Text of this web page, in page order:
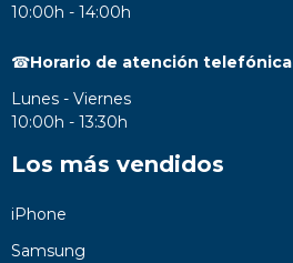
10:00h - 14:00h
☎Horario de atención telefónica
Lunes - Viernes
10:00h - 13:30h
Los más vendidos
iPhone
Samsung